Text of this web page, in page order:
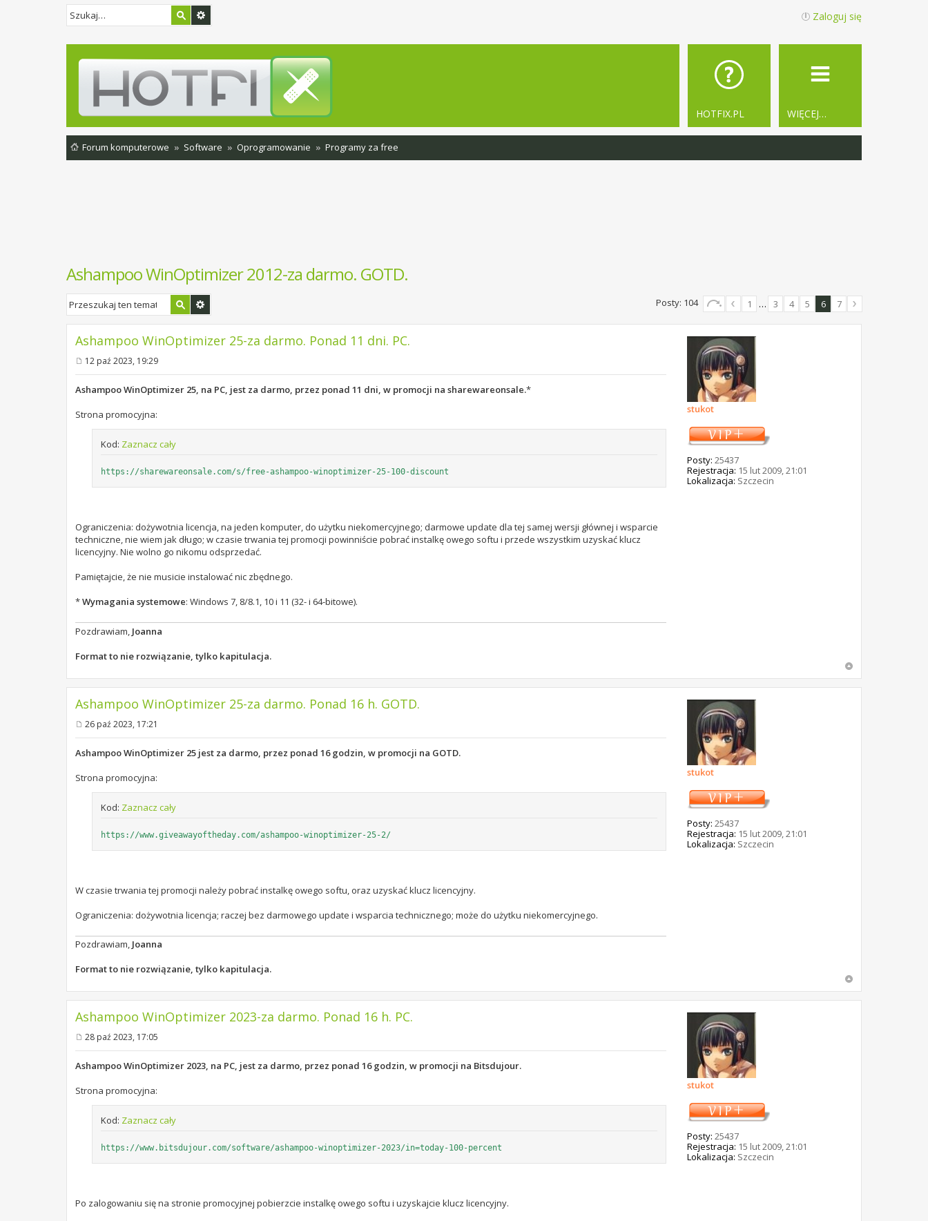
Zaloguj się
WIĘCEJ…
HOTFIX.PL
Forum komputerowe Software Oprogramowanie Programy za free
Ashampoo WinOptimizer 2012-za darmo. GOTD.
Posty: 104 1 … 3 4 5 6 7
stukot
Posty: 25437
Rejestracja: 15 lut 2009, 21:01
Lokalizacja: Szczecin
Ashampoo WinOptimizer 25-za darmo. Ponad 11 dni. PC.
o
s
12 paź 2023, 19:29
Ashampoo WinOptimizer 25, na PC, jest za darmo, przez ponad 11 dni, w promocji na sharewareonsale.*
Strona promocyjna:
Kod: Zaznacz cały
https://sharewareonsale.com/s/free-ashampoo-winoptimizer-25-100-discount
Ograniczenia: dożywotnia licencja, na jeden komputer, do użytku niekomercyjnego; darmowe update dla tej samej wersji głównej i wsparcie
techniczne, nie wiem jak długo; w czasie trwania tej promocji powinniście pobrać instalkę owego softu i przede wszystkim uzyskać klucz
licencyjny. Nie wolno go nikomu odsprzedać.
Pamiętajcie, że nie musicie instalować nic zbędnego.
*Wymagania systemowe: Windows 7, 8/8.1, 10 i 11 (32- i 64-bitowe).
Pozdrawiam, Joanna
Format to nie rozwiązanie, tylko kapitulacja.
stukot
Posty: 25437
Rejestracja: 15 lut 2009, 21:01
Lokalizacja: Szczecin
Ashampoo WinOptimizer 25-za darmo. Ponad 16 h. GOTD.
o
s
26 paź 2023, 17:21
Ashampoo WinOptimizer 25 jest za darmo, przez ponad 16 godzin, w promocji na GOTD.
Strona promocyjna:
Kod: Zaznacz cały
https://www.giveawayoftheday.com/ashampoo-winoptimizer-25-2/
W czasie trwania tej promocji należy pobrać instalkę owego softu, oraz uzyskać klucz licencyjny.
Ograniczenia: dożywotnia licencja; raczej bez darmowego update i wsparcia technicznego; może do użytku niekomercyjnego.
Pozdrawiam, Joanna
Format to nie rozwiązanie, tylko kapitulacja.
stukot
Posty: 25437
Rejestracja: 15 lut 2009, 21:01
Lokalizacja: Szczecin
Ashampoo WinOptimizer 2023-za darmo. Ponad 16 h. PC.
o
s
28 paź 2023, 17:05
Ashampoo WinOptimizer 2023, na PC, jest za darmo, przez ponad 16 godzin, w promocji na Bitsdujour.
Strona promocyjna:
Kod: Zaznacz cały
https://www.bitsdujour.com/software/ashampoo-winoptimizer-2023/in=today-100-percent
Po zalogowaniu się na stronie promocyjnej pobierzcie instalkę owego softu i uzyskajcie klucz licencyjny.